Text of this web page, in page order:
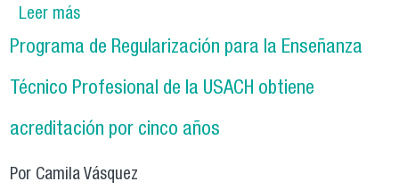
Leer mássobre Escuela de Invierno 2025: Formación
situada para una docencia actualizada y
reflexiva
Programa de Regularización para la Enseñanza
Técnico Profesional de la USACH obtiene
acreditación por cinco años
Por Camila Vásquez